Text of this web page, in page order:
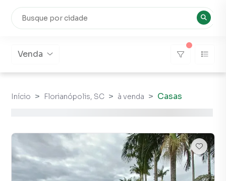
Venda
Início Florianópolis, SC à venda Casas